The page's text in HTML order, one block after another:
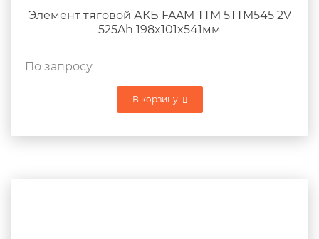
Элемент тяговой АКБ FAAM TTM 5TTM545 2V
525Ah 198x101x541мм
По запросу
В корзину